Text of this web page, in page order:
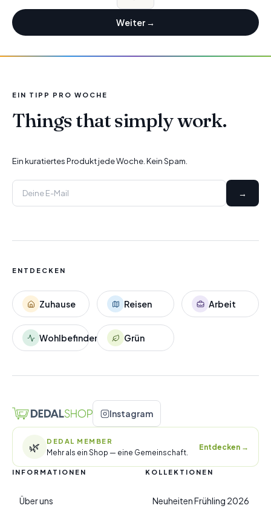
Weiter→
EIN TIPP PRO WOCHE
Things that simply work.
Ein kuratiertes Produkt jede Woche. Kein Spam.
→
ENTDECKEN
Zuhause Reisen Arbeit
Wohlbefinden Grün
Instagram
🌿 DEDAL MEMBER
Mehr als ein Shop — eine Gemeinschaft.
Entdecken →
INFORMATIONEN
Über uns
KOLLEKTIONEN
Neuheiten Frühling 2026